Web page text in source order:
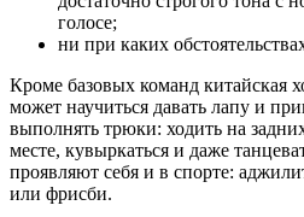
голосе;
ни при каких
Кроме базовых команд китайская
может научиться давать лапу и
выполнять трюки: ходить на
месте, кувыркаться и даже
проявляют себя и в спорте:
или фрисби.